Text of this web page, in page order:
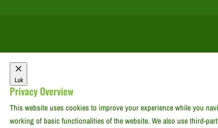
Luk
Privacy Overview
This website uses cookies to improve your experience while you
working of basic functionalities of the website. We also use third-